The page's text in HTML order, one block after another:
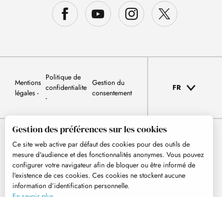
Mentions
légales
Politique de
confidentialite
Gestion du
consentement
FR
Gestion des préférences sur les cookies
Ce site web active par défaut des cookies pour des outils de
mesure d'audience et des fonctionnalités anonymes. Vous pouvez
configurer votre navigateur afin de bloquer ou être informé de
l'existence de ces cookies. Ces cookies ne stockent aucune
information d’identification personnelle.